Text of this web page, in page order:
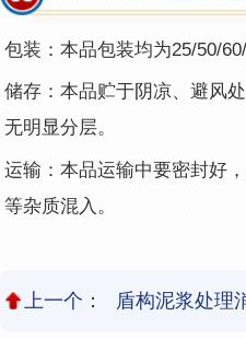
包装：本品包装均为25/50/
储存：本品贮于阴凉、避风
无明显分层。
运输：本品运输中要密封好
等杂质混入。
上一个： 盾构泥浆处理